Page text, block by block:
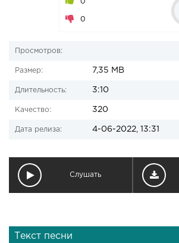
0
0
Просмотров:
Размер: 7,35 MB
Длительность: 3:10
Качество: 320
Дата релиза: 4-06-2022, 13:31
Слушать
Текст песни